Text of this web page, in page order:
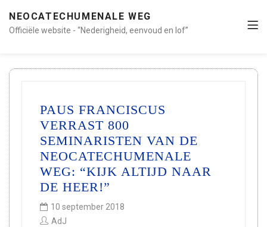
NEOCATECHUMENALE WEG
Officiële website - “Nederigheid, eenvoud en lof”
PAUS FRANCISCUS
VERRAST 800
SEMINARISTEN VAN DE
NEOCATECHUMENALE
WEG: “KIJK ALTIJD NAAR
DE HEER!”
10 september 2018
AdJ